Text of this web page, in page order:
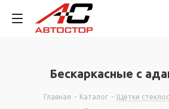
Бескаркасные с
Главная - Каталог - Щетки